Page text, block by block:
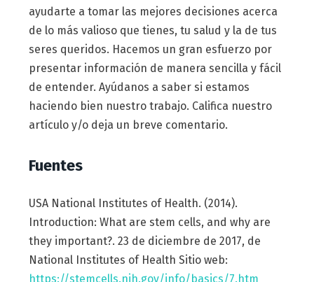
ayudarte a tomar las mejores decisiones acerca
de lo más valioso que tienes, tu salud y la de tus
seres queridos. Hacemos un gran esfuerzo por
presentar información de manera sencilla y fácil
de entender. Ayúdanos a saber si estamos
haciendo bien nuestro trabajo. Califica nuestro
artículo y/o deja un breve comentario.
Fuentes
USA National Institutes of Health. (2014).
Introduction: What are stem cells, and why are
they important?. 23 de diciembre de 2017, de
National Institutes of Health Sitio web:
https://stemcells.nih.gov/info/basics/7.htm